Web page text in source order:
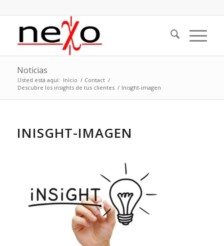
Noticias
Usted está aquí: Inicio / Contact /
Descubre los insights de tus clientes / Inisght-imagen
INISGHT-IMAGEN